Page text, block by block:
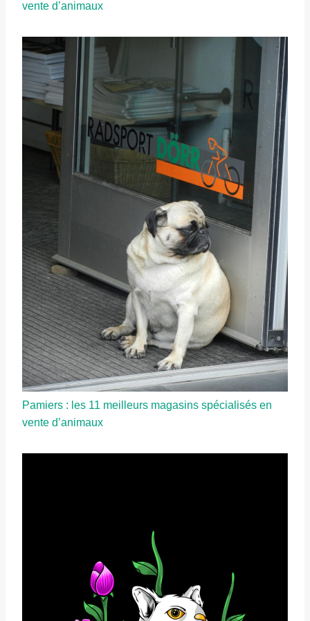
vente d’animaux
Pamiers : les 11 meilleurs magasins spécialisés en
vente d’animaux